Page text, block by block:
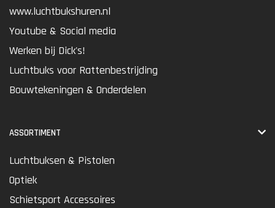
www.luchtbukshuren.nl
Youtube & Social media
Werken bij Dick's!
Luchtbuks voor Rattenbestrijding
Bouwtekeningen & Onderdelen
ASSORTIMENT
Luchtbuksen & Pistolen
Optiek
Schietsport Accessoires